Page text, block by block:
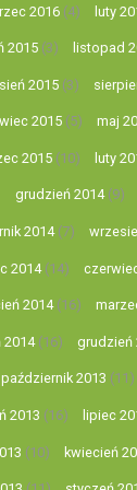
2016 (4) luty
2015(3) listopad
2015(3)
2015(5) maj
2015 (10) luty
grudzień 2014(9)
2014(7)
2014(14)
2014(16)
2014(16) grudzień
październik 2013 (11)
2013 (16) lipiec
(10) kwiecień